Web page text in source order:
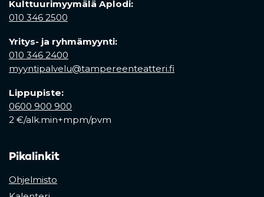
Kulttuurimyymälä Aplodi:
010 346 2500
Yritys- ja ryhmämyynti:
010 346 2400
myyntipalvelu@tampereenteatteri.fi
Lippupiste:
0600 900 900
2 €/alk.min+mpm/pvm
Pikalinkit
Ohjelmisto